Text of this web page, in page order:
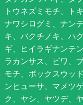
トウネズミモチ、ト
ナワシログミ、ナン
キ、バクチノキ、ハ
ギ、ヒイラギナンテ
ラカンサス、ビワ、
モチ、ボックスウッ
ンヒューサ、マメツ
ク、ヤシ、ヤツデ、